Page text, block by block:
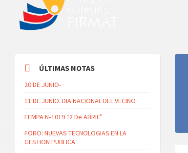
ÚLTIMAS NOTAS
20 DE JUNIO-
11 DE JUNIO. DIA NACIONAL DEL VECINO
EEMPA N•1019 “2 De ABRIL”
FORO: NUEVAS TECNOLOGIAS EN LA
GESTION PUBLICA